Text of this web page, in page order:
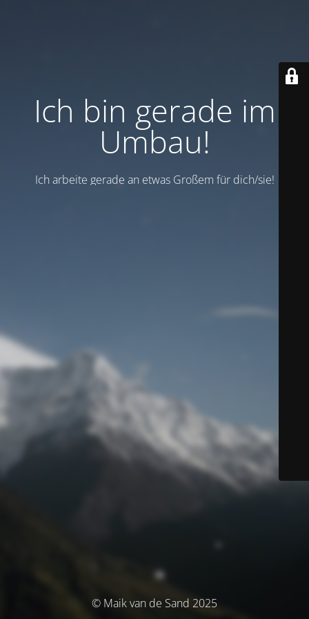
Ich bin gerade im
Umbau!
Ich arbeite gerade an etwas Großem für dich/sie!
© Maik van de Sand 2025